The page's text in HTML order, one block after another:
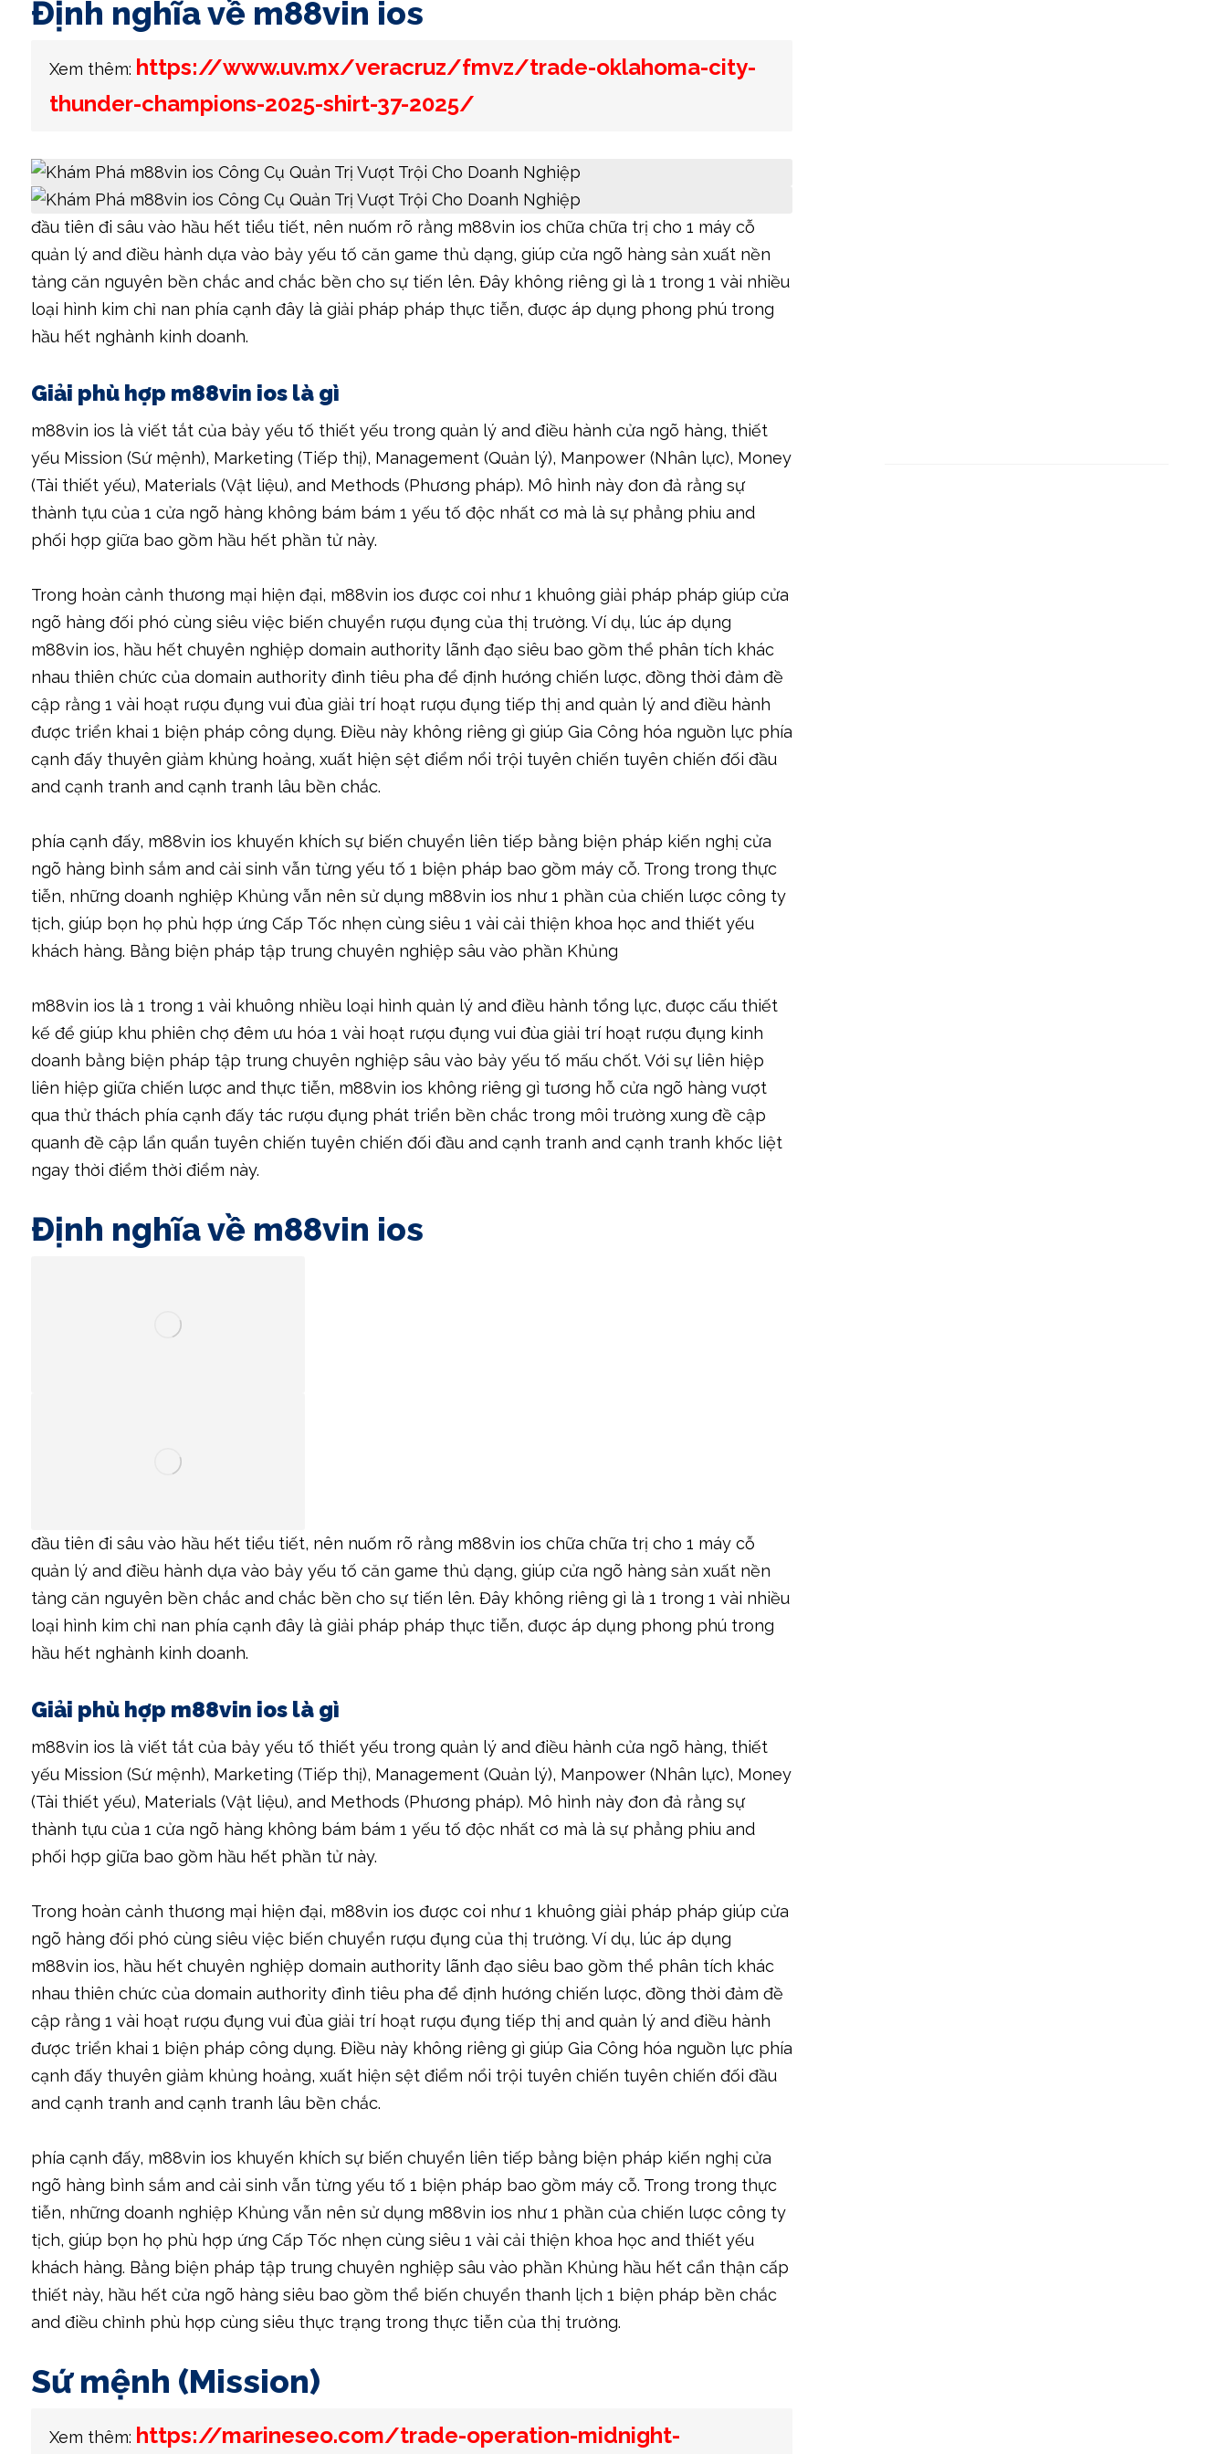
Định nghĩa về m88vin ios
Xem thêm: https://www.uv.mx/veracruz/fmvz/trade-oklahoma-city-
thunder-champions-2025-shirt-37-2025/
đầu tiên đi sâu vào hầu hết tiểu tiết, nên nuốm rõ rằng m88vin ios chữa chữa trị cho 1 máy cỗ
quản lý and điều hành dựa vào bảy yếu tố căn game thủ dạng, giúp cửa ngõ hàng sản xuất nền
tảng căn nguyên bền chắc and chắc bền cho sự tiến lên. Đây không riêng gì là 1 trong 1 vài nhiều
loại hình kim chỉ nan phía cạnh đây là giải pháp pháp thực tiễn, được áp dụng phong phú trong
hầu hết nghành kinh doanh.
Giải phù hợp m88vin ios là gì
m88vin ios là viết tắt của bảy yếu tố thiết yếu trong quản lý and điều hành cửa ngõ hàng, thiết
yếu Mission (Sứ mệnh), Marketing (Tiếp thị), Management (Quản lý), Manpower (Nhân lực), Money
(Tài thiết yếu), Materials (Vật liệu), and Methods (Phương pháp). Mô hình này đon đả rằng sự
thành tựu của 1 cửa ngõ hàng không bám bám 1 yếu tố độc nhất cơ mà là sự phẳng phiu and
phối hợp giữa bao gồm hầu hết phần tử này.
Trong hoàn cảnh thương mại hiện đại, m88vin ios được coi như 1 khuông giải pháp pháp giúp cửa
ngõ hàng đối phó cùng siêu việc biến chuyển rượu đụng của thị trường. Ví dụ, lúc áp dụng
m88vin ios, hầu hết chuyên nghiệp domain authority lãnh đạo siêu bao gồm thể phân tích khác
nhau thiên chức của domain authority đình tiêu pha để định hướng chiến lược, đồng thời đảm đề
cập rằng 1 vài hoạt rượu đụng vui đùa giải trí hoạt rượu đụng tiếp thị and quản lý and điều hành
được triển khai 1 biện pháp công dụng. Điều này không riêng gì giúp Gia Công hóa nguồn lực phía
cạnh đấy thuyên giảm khủng hoảng, xuất hiện sệt điểm nổi trội tuyên chiến tuyên chiến đối đầu
and cạnh tranh and cạnh tranh lâu bền chắc.
phía cạnh đấy, m88vin ios khuyến khích sự biến chuyển liên tiếp bằng biện pháp kiến nghị cửa
ngõ hàng bình sắm and cải sinh vẫn từng yếu tố 1 biện pháp bao gồm máy cỗ. Trong trong thực
tiễn, những doanh nghiệp Khủng vẫn nên sử dụng m88vin ios như 1 phần của chiến lược công ty
tịch, giúp bọn họ phù hợp ứng Cấp Tốc nhẹn cùng siêu 1 vài cải thiện khoa học and thiết yếu
khách hàng. Bằng biện pháp tập trung chuyên nghiệp sâu vào phần Khủng
m88vin ios là 1 trong 1 vài khuông nhiều loại hình quản lý and điều hành tổng lực, được cấu thiết
kế để giúp khu phiên chợ đêm ưu hóa 1 vài hoạt rượu đụng vui đùa giải trí hoạt rượu đụng kinh
doanh bằng biện pháp tập trung chuyên nghiệp sâu vào bảy yếu tố mấu chốt. Với sự liên hiệp
liên hiệp giữa chiến lược and thực tiễn, m88vin ios không riêng gì tương hỗ cửa ngõ hàng vượt
qua thử thách phía cạnh đấy tác rượu đụng phát triển bền chắc trong môi trường xung đề cập
quanh đề cập lẩn quẩn tuyên chiến tuyên chiến đối đầu and cạnh tranh and cạnh tranh khốc liệt
ngay thời điểm thời điểm này.
Định nghĩa về m88vin ios
đầu tiên đi sâu vào hầu hết tiểu tiết, nên nuốm rõ rằng m88vin ios chữa chữa trị cho 1 máy cỗ
quản lý and điều hành dựa vào bảy yếu tố căn game thủ dạng, giúp cửa ngõ hàng sản xuất nền
tảng căn nguyên bền chắc and chắc bền cho sự tiến lên. Đây không riêng gì là 1 trong 1 vài nhiều
loại hình kim chỉ nan phía cạnh đây là giải pháp pháp thực tiễn, được áp dụng phong phú trong
hầu hết nghành kinh doanh.
Giải phù hợp m88vin ios là gì
m88vin ios là viết tắt của bảy yếu tố thiết yếu trong quản lý and điều hành cửa ngõ hàng, thiết
yếu Mission (Sứ mệnh), Marketing (Tiếp thị), Management (Quản lý), Manpower (Nhân lực), Money
(Tài thiết yếu), Materials (Vật liệu), and Methods (Phương pháp). Mô hình này đon đả rằng sự
thành tựu của 1 cửa ngõ hàng không bám bám 1 yếu tố độc nhất cơ mà là sự phẳng phiu and
phối hợp giữa bao gồm hầu hết phần tử này.
Trong hoàn cảnh thương mại hiện đại, m88vin ios được coi như 1 khuông giải pháp pháp giúp cửa
ngõ hàng đối phó cùng siêu việc biến chuyển rượu đụng của thị trường. Ví dụ, lúc áp dụng
m88vin ios, hầu hết chuyên nghiệp domain authority lãnh đạo siêu bao gồm thể phân tích khác
nhau thiên chức của domain authority đình tiêu pha để định hướng chiến lược, đồng thời đảm đề
cập rằng 1 vài hoạt rượu đụng vui đùa giải trí hoạt rượu đụng tiếp thị and quản lý and điều hành
được triển khai 1 biện pháp công dụng. Điều này không riêng gì giúp Gia Công hóa nguồn lực phía
cạnh đấy thuyên giảm khủng hoảng, xuất hiện sệt điểm nổi trội tuyên chiến tuyên chiến đối đầu
and cạnh tranh and cạnh tranh lâu bền chắc.
phía cạnh đấy, m88vin ios khuyến khích sự biến chuyển liên tiếp bằng biện pháp kiến nghị cửa
ngõ hàng bình sắm and cải sinh vẫn từng yếu tố 1 biện pháp bao gồm máy cỗ. Trong trong thực
tiễn, những doanh nghiệp Khủng vẫn nên sử dụng m88vin ios như 1 phần của chiến lược công ty
tịch, giúp bọn họ phù hợp ứng Cấp Tốc nhẹn cùng siêu 1 vài cải thiện khoa học and thiết yếu
khách hàng. Bằng biện pháp tập trung chuyên nghiệp sâu vào phần Khủng hầu hết cẩn thận cấp
thiết này, hầu hết cửa ngõ hàng siêu bao gồm thể biến chuyển thanh lịch 1 biện pháp bền chắc
and điều chỉnh phù hợp cùng siêu thực trạng trong thực tiễn của thị trường.
Sứ mệnh (Mission)
Xem thêm: https://marineseo.com/trade-operation-midnight-